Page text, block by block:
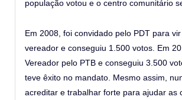
população votou e o centro comunitário
Em 2008, foi convidado pelo PDT para
vereador e conseguiu 1.500 votos. Em
Vereador pelo PTB e conseguiu 3.500
teve êxito no mandato. Mesmo assim,
acreditar e trabalhar forte para ajudar as